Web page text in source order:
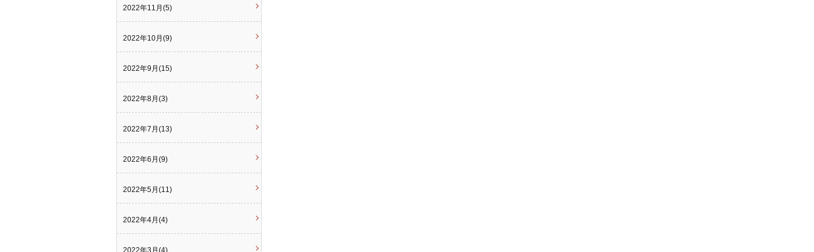
2022年11月(5)
2022年10月(9)
2022年9月(15)
2022年8月(3)
2022年7月(13)
2022年6月(9)
2022年5月(11)
2022年4月(4)
2022年3月(4)